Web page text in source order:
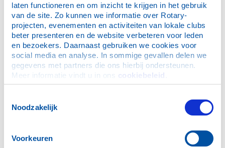
laten functioneren en om inzicht te krijgen in het gebruik
van de site. Zo kunnen we informatie over Rotary-
projecten, evenementen en activiteiten van lokale clubs
beter presenteren en de website verbeteren voor leden
en bezoekers. Daarnaast gebruiken we cookies voor
social media en analyse. In sommige gevallen delen we
gegevens met partners die ons hierbij ondersteunen.
Meer informatie vindt u in ons cookiebeleid
Noodzakelijk
Voorkeuren